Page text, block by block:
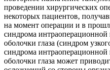
проведении хирургических
некоторых пациентов,
на момент операции и в
синдрома интраоперационной
оболочки глаза (синдром
синдрома интраоперационной
оболочки глаза может